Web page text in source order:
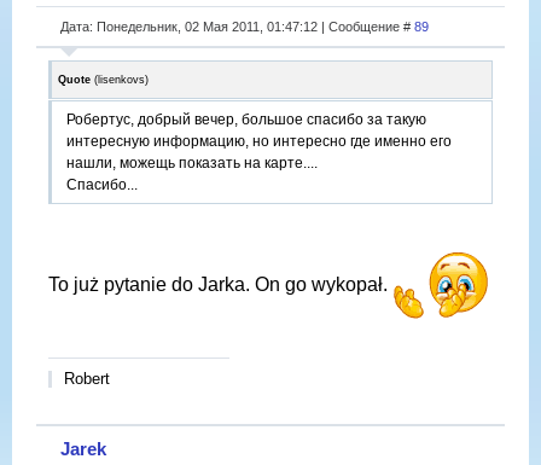
Дата: Понедельник, 02 Мая 2011, 01:47:12 | Сообщение # 89
Quote ( lisenkovs)
Робертус, добрый вечер, большое спасибо за такую
интересную информацию, но интересно где именно его
нашли, можещь показать на карте....
Спасибо...
To już pytanie do Jarka. On go wykopał.
Robert
Jarek